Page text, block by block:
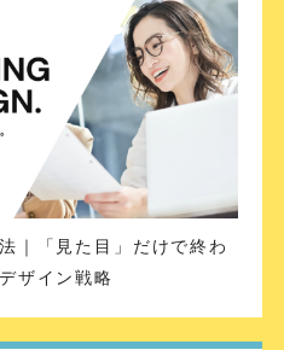
｜「見た目」だけで終わ
ザイン戦略